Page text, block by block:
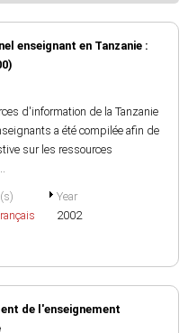
enseignant en Tanzanie :
d'information de la Tanzanie
a été compilée afin de
sur les ressources
Year
2002
de l'enseignement